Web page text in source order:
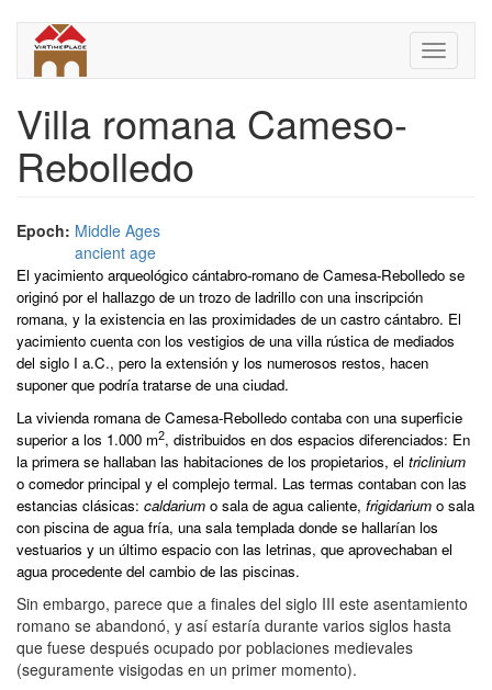
content
Toggle
Villa romana Cameso-
Rebolledo
Epoch: Middle Ages
ancient age
El yacimiento arqueológico cántabro-romano de Camesa-Rebolledo se
originó por el hallazgo de un trozo de ladrillo con una inscripción
romana, y la existencia en las proximidades de un castro cántabro. El
yacimiento cuenta con los vestigios de una villa rústica de mediados
del siglo I a.C., pero la extensión y los numerosos restos, hacen
suponer que podría tratarse de una ciudad.
La vivienda romana de Camesa-Rebolledo contaba con una superficie
superior a los 1.000 m2, distribuidos en dos espacios diferenciados: En
la primera se hallaban las habitaciones de los propietarios, el triclinium
o comedor principal y el complejo termal. Las termas contaban con las
estancias clásicas: caldarium o sala de agua caliente, frigidarium o sala
con piscina de agua fría, una sala templada donde se hallarían los
vestuarios y un último espacio con las letrinas, que aprovechaban el
agua procedente del cambio de las piscinas.
Sin embargo, parece que a finales del siglo III este asentamiento
romano se abandonó, y así estaría durante varios siglos hasta
que fuese después ocupado por poblaciones medievales
(seguramente visigodas en un primer momento).